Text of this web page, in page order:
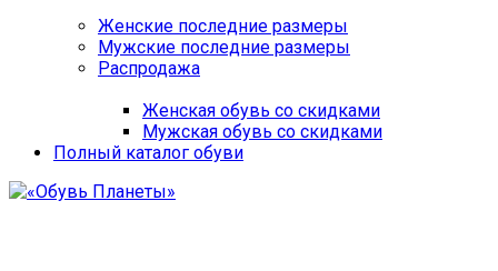
Женские последние размеры
Мужские последние размеры
Распродажа
Женская обувь со скидками
Мужская обувь со скидками
Полный каталог обуви